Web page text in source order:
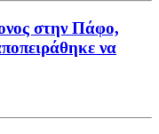
στην Πάφο,
να